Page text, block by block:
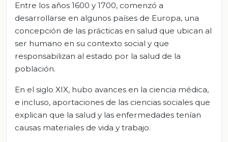
Entre los años 1600 y 1700, comenzó a
desarrollarse en algunos países de Europa, una
concepción de las prácticas en salud que ubican al
ser humano en su contexto social y que
responsabilizan al estado por la salud de la
población.
En el siglo XIX, hubo avances en la ciencia médica,
e incluso, aportaciones de las ciencias sociales que
explican que la salud y las enfermedades tenían
causas materiales de vida y trabajo.